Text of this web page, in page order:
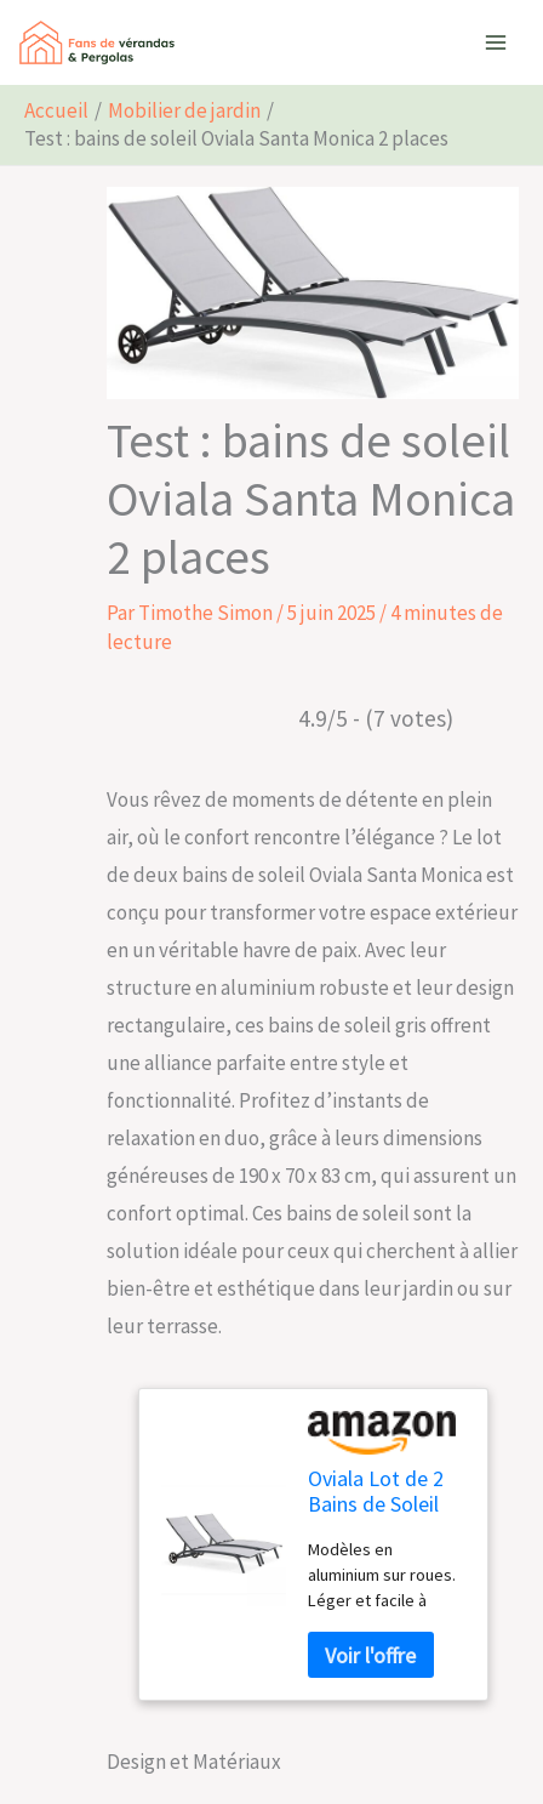
Aller
contenu
Accueil
Mobilier de jardin
Test : bains de soleil Oviala Santa Monica 2 places
Test : bains de soleil
Oviala Santa Monica
2 places
ParTimothe Simon /5 juin 2025 /4 minutes de
lecture
4.9/5 - (7 votes)
Vous rêvez de moments de détente en plein
air, où le confort rencontre l’élégance ? Le lot
de deux bains de soleil Oviala Santa Monica est
conçu pour transformer votre espace extérieur
en un véritable havre de paix. Avec leur
structure en aluminium robuste et leur design
rectangulaire, ces bains de soleil gris offrent
une alliance parfaite entre style et
fonctionnalité. Profitez d’instants de
relaxation en duo, grâce à leurs dimensions
généreuses de 190 x 70 x 83 cm, qui assurent un
confort optimal. Ces bains de soleil sont la
solution idéale pour ceux qui cherchent à allier
bien-être et esthétique dans leur jardin ou sur
leur terrasse.
Oviala Lot de 2
Bains de Soleil
Gris
Modèles en
aluminium sur roues.
Léger et facile à
textilène, matière
respirante. Ne
marque pas en cas
Design et Matériaux
Rechercher